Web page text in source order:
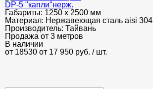
DP-5 "капли"нерж.
Габариты: 1250 х 2500 мм
Материал: Нержавеющая сталь aisi 304
Производитель: Тайвань
Продажа от 3 метров
В наличии
от 18530 от 17 950 руб. / шт.